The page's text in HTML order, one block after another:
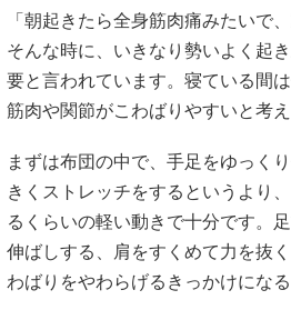
「朝起きたら全身筋肉痛みたいで
そんな時に、いきなり勢いよく起
要と言われています。寝ている間
筋肉や関節がこわばりやすいと考
まずは布団の中で、手足をゆっく
きくストレッチをするというより
るくらいの軽い動きで十分です。
伸ばしする、肩をすくめて力を抜
わばりをやわらげるきっかけにな